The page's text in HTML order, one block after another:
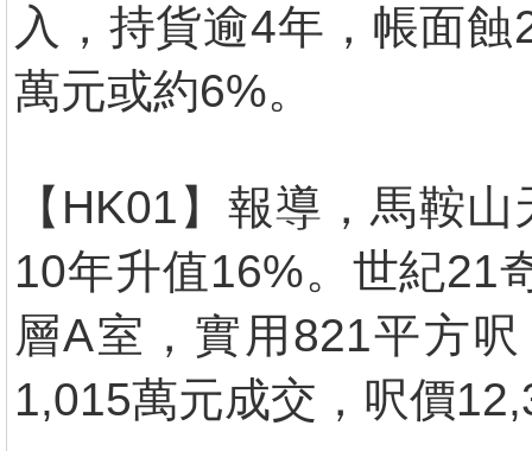
入，持貨逾4年，帳面
萬元或約6%。
【HK01】報導，馬鞍
10年升值16%。世紀21
層A室，實用821平方
1,015萬元成交，呎價